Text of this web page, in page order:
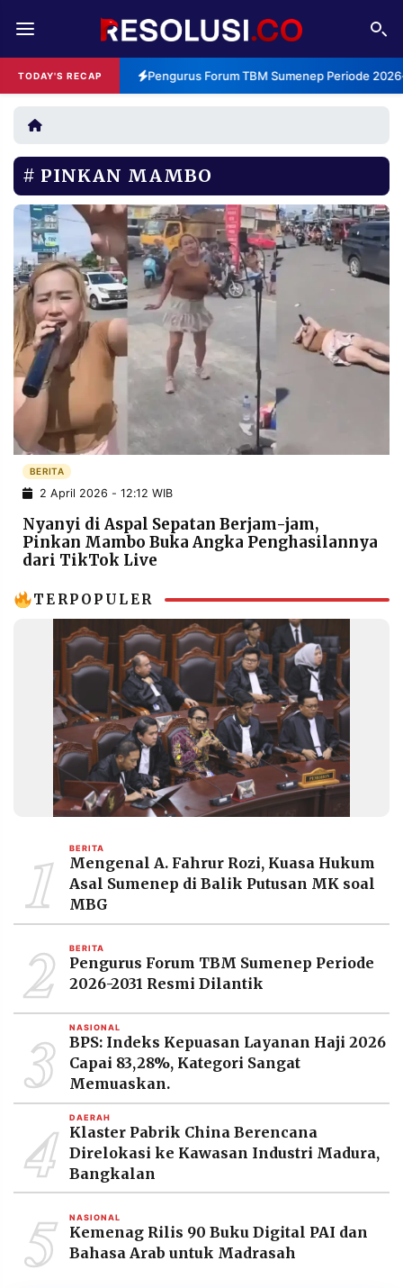
TODAY'S RECAP Pengurus Forum TBM Sumenep Periode
REDAKSI TENTANG
RESOLUSI IKLAN
RUBRIKASI
EDITORIAL AKSARA
FINANSIA PERSONA
DAERAH NASIONAL
MANCA SPORT
INFORMASI
PRIVACY
POLICY
INFORMASI
IKLAN
KIRIM
PENGADUAN TERM
OF
SERVICE
IKUTI
RESOLUSI
MEDIA
©
Resolusi.co
-
PT.
RESOLUSI
MEDIA
PRAMUDITA
PINKAN MAMBO
BERITA
2 April 2026 - 12:12 WIB
Nyanyi di Aspal Sepatan Berjam-jam,
Pinkan Mambo Buka Angka Penghasilannya
dari TikTok Live
TERPOPULER
1 BERITA
Mengenal A. Fahrur Rozi, Kuasa Hukum
Asal Sumenep di Balik Putusan MK soal
MBG
2 BERITA
Pengurus Forum TBM Sumenep Periode
2026-2031 Resmi Dilantik
3 NASIONAL
BPS: Indeks Kepuasan Layanan Haji 2026
Capai 83,28%, Kategori Sangat
Memuaskan.
4 DAERAH
Klaster Pabrik China Berencana
Direlokasi ke Kawasan Industri Madura,
Bangkalan
5 NASIONAL
Kemenag Rilis 90 Buku Digital PAI dan
Bahasa Arab untuk Madrasah